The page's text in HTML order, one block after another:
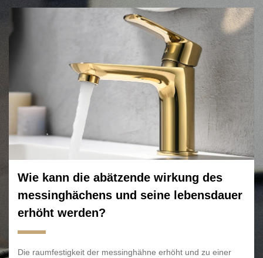
Wie kann die abätzende wirkung des
messinghächens und seine lebensdauer
erhöht werden?
Die raumfestigkeit der messinghähne erhöht und zu einer